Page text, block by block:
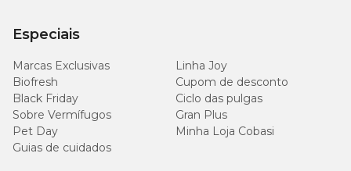
Especiais
Marcas Exclusivas
Linha Joy
Biofresh
Cupom de desconto
Black Friday
Ciclo das pulgas
Sobre Vermífugos
Gran Plus
Pet Day
Minha Loja Cobasi
Guias de cuidados